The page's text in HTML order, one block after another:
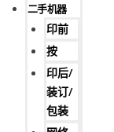
二手机器
印前
按
印后/
装订/
包装